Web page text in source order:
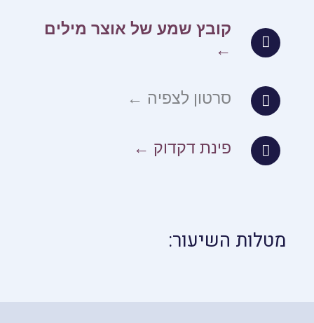
קובץ שמע של אוצר מילים
←
סרטון לצפיה ←
פינת דקדוק ←
מטלות השיעור: